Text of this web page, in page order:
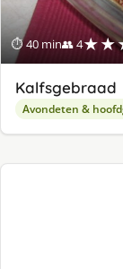
⏱ 40 min👥 4
Kalfsgebraad
Avondeten &